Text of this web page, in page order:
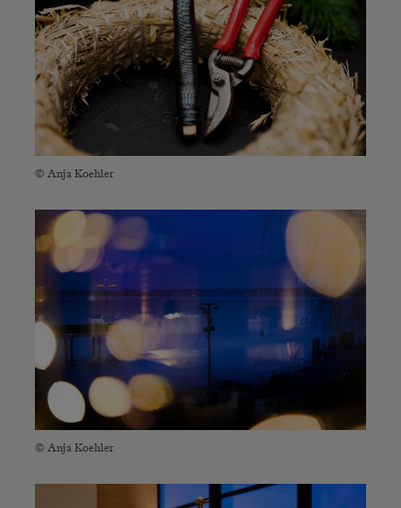
© Anja Koehler
© Anja Koehler